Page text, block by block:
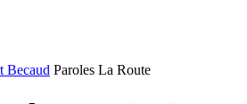
Becaud Paroles La Route